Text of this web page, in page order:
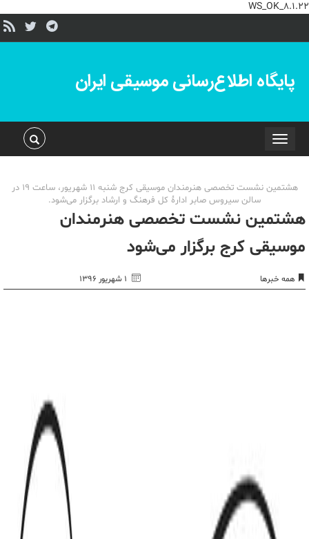
WS_OK_8.1.22
پایگاه اطلاع‌رسانی موسیقی ایران
Toggle
navigation
هشتمین نشست تخصصی هنرمندان موسیقی کرج شنبه 11 شهریور، ساعت 19 در
سالن سیروس صابر ادارۀ کل فرهنگ و ارشاد برگزار می‌شود.
هشتمین نشست تخصصی هنرمندان
موسیقی کرج برگزار می‌شود
همه خبرها ۱ شهریور ۱۳۹۶